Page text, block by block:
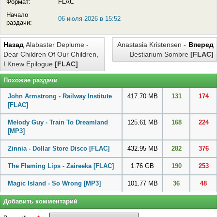
Формат:
FLAC
Начало
раздачи:
06 июля 2026 в 15:52
Назад Alabaster Deplume -
Dear Children Of Our Children,
I Knew Epilogue [FLAC]
Вперед
Anastasia Kristensen -
Bestiarium Sombre [FLAC]
Похожие раздачи
John Armstrong - Railway Institute
[FLAC]
417.70 MB 131 174
Melody Guy - Train To Dreamland
[MP3]
125.61 MB 168 224
Zinnia - Dollar Store Disco [FLAC] 432.95 MB 282 376
The Flaming Lips - Zaireeka [FLAC] 1.76 GB 190 253
Magic Island - So Wrong [MP3] 101.77 MB 36 48
Добавить комментарий